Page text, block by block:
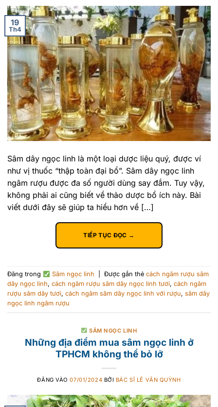
19
Th4
Sâm dây ngọc linh là một loại dược liệu quý, được ví
như vị thuốc “thập toàn đại bổ”. Sâm dây ngọc linh
ngâm rượu được đa số người dùng say đắm. Tuy vậy,
không phải ai cũng biết về thảo dược bổ ích này. Bài
viết dưới đây sẽ giúp ta hiểu hơn về […]
TIẾP TỤC ĐỌC →
Đăng trong Sâm ngọc linh Được gắn thẻ cách ngâm rượu sâm
dây ngọc linh, cách ngâm rượu sâm dây ngọc linh tươi, cách ngâm
rượu sâm dây tươi, cách ngâm sâm dây ngọc linh với rượu, sâm dây
ngọc linh ngâm rượu
SÂM NGỌC LINH
Những địa điểm mua sâm ngọc linh ở
TPHCM không thể bỏ lỡ
ĐĂNG VÀO07/01/2024 BỞI BÁC SĨ LÊ VĂN QUỲNH